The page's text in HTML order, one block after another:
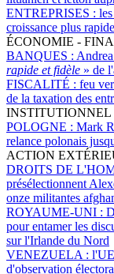
ENTREPRISES :
croissance plus
ÉCONOMIE -
BANQUES :
rapide et fidèle » de
FISCALITÉ : feu
de la taxation des
INSTITUTIONNEL
POLOGNE : Mark
relance polonais
ACTION
DROITS DE
présélectionnent
onze militantes
ROYAUME-UNI :
pour entamer les
sur l'Irlande du Nord
VENEZUELA :
d'observation